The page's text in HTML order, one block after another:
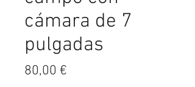
cámara de 7
pulgadas
80,00 €